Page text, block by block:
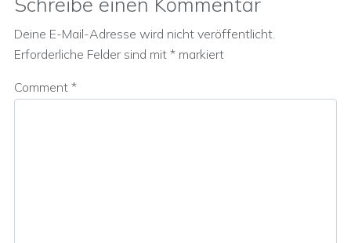
Deine E-Mail-Adresse wird nicht veröffentlicht.
Erforderliche Felder sind mit * markiert
Comment *